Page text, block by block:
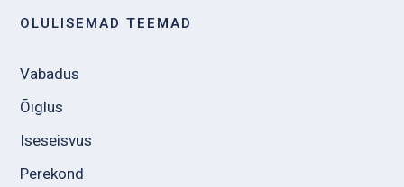
OLULISEMAD TEEMAD
Vabadus
Õiglus
Iseseisvus
Perekond